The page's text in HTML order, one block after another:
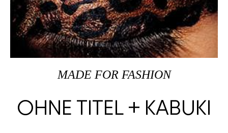
MADE FOR FASHION
OHNE TITEL + KABUKI